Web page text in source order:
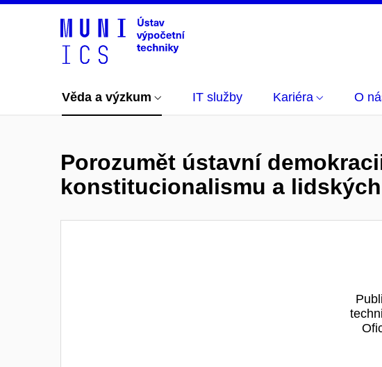
Věda a výzkum IT služby Kariéra O
Porozumět ústavní
konstitucionalismu a